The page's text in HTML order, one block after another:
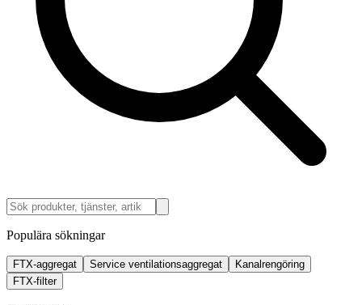
Populära sökningar
FTX-aggregat Service ventilationsaggregat
Kanalrengöring
FTX-filter